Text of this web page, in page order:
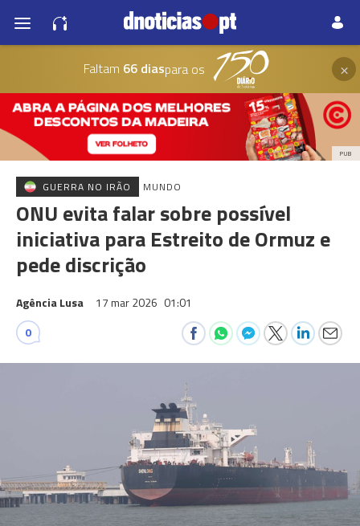
Faltam 66 diaspara os ×
PUB
GUERRA NO IRÃO MUNDO
ONU evita falar sobre possível
iniciativa para Estreito de Ormuz e
pede discrição
Agência Lusa 17 mar 2026 01:01
0